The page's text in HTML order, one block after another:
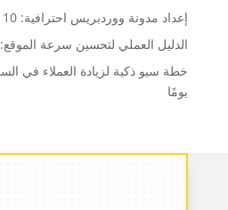
إعداد مدونة ووردبريس احترافية: 10 خطوات عملية للمبتدئين
الدليل العملي لتحسين سرعة الموقع: 9 خطوات قابلة للقياس
يومًا